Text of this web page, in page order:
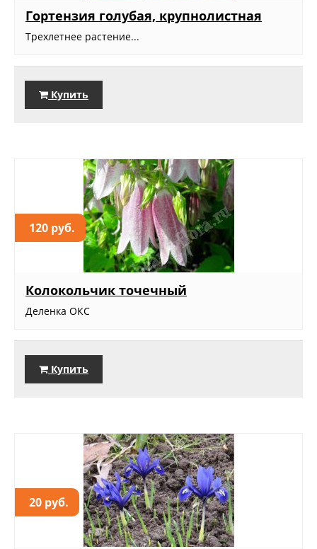
Гортензия голубая, крупнолистная
Трехлетнее растение...
Купить
120 руб.
Колокольчик точечный
Деленка ОКС
Купить
20 руб.